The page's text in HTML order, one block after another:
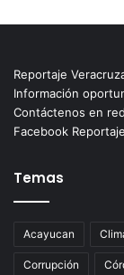
Reportaje
Información
Contáctenos en
Facebook
Temas
Acayucan
Corrupción